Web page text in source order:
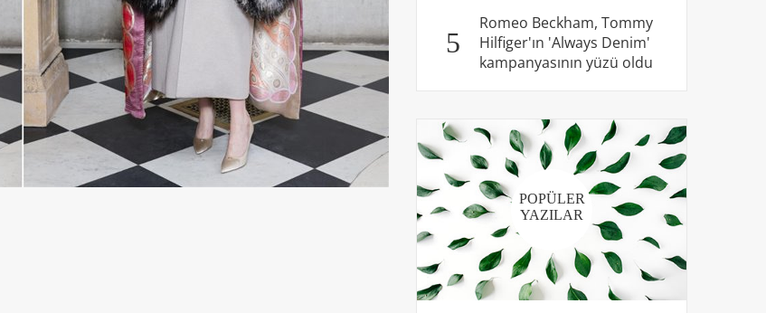
5
Romeo Beckham, Tommy
Hilfiger'ın 'Always Denim'
kampanyasının yüzü oldu
POPÜLER
YAZILAR